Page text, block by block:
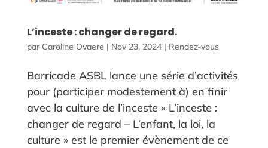
L’inceste : changer de regard.
par Caroline Ovaere | Nov 23, 2024| Rendez-vous
Barricade ASBL lance une série d’activités
pour (participer modestement à) en finir
avec la culture de l’inceste « L’inceste :
changer de regard – L’enfant, la loi, la
culture » est le premier évènement de ce